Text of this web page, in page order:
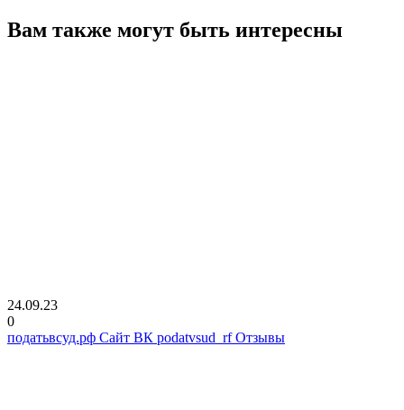
Вам также могут быть интересны
24.09.23
0
податьвсуд.рф Сайт ВК podatvsud_rf Отзывы